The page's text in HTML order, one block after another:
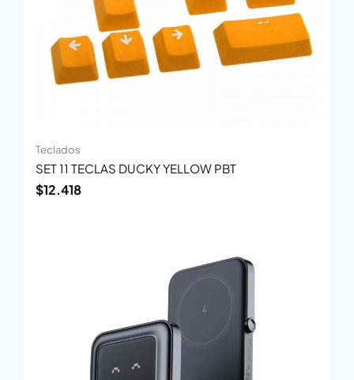
Teclados
SET 11 TECLAS DUCKY YELLOW PBT
$12.418